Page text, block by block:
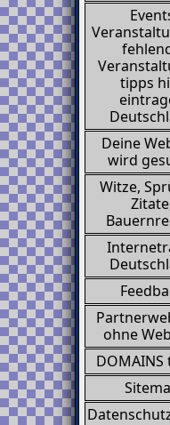
tipps
Deine
wird
Witze,
ohne
DOMAINS